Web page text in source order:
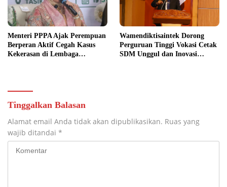
Menteri PPPA Ajak Perempuan
Berperan Aktif Cegah Kasus
Kekerasan di Lembaga
Wamendiktisaintek Dorong
Perguruan Tinggi Vokasi Cetak
SDM Unggul dan Inovasi
Tinggalkan Balasan
Alamat email Anda tidak akan dipublikasikan. Ruas yang
wajib ditandai *